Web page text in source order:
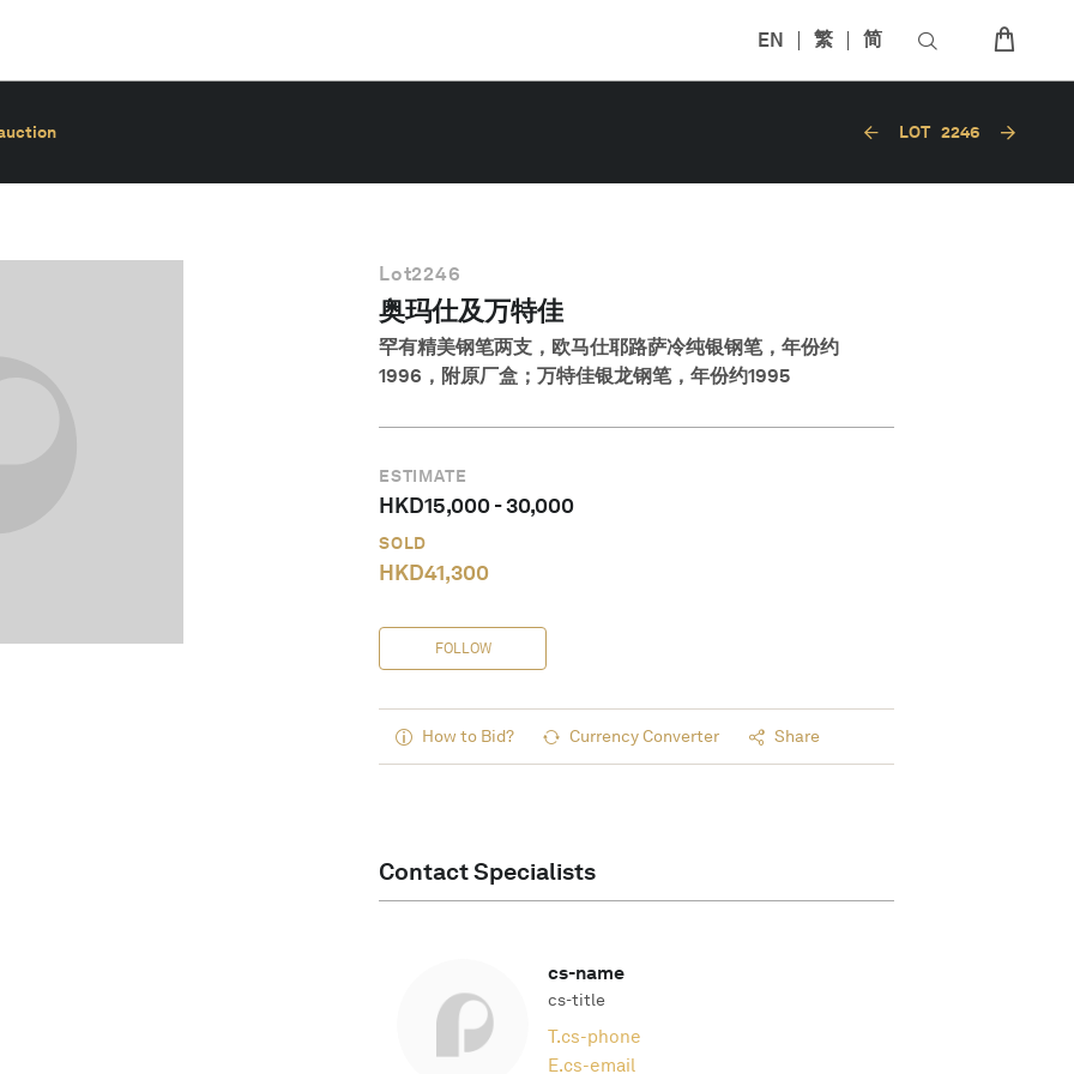
EN 繁 简
LOT 2246
Lot2246
奥玛仕及万特佳
罕有精美钢笔两支，欧马仕耶路萨冷纯银钢笔，年份约
1996，附原厂盒；万特佳银龙钢笔，年份约1995
ESTIMATE
HKD15,000-30,000
SOLD
HKD41,300
FOLLOW
How to Bid? Currency Converter Share
Contact Specialists
cs-name
cs-title
T.cs-phone
E.cs-email